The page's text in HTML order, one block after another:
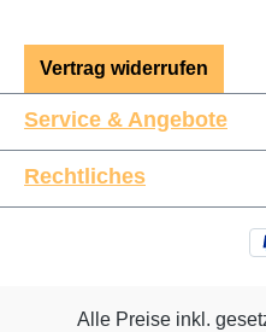
Vertrag widerrufen
Service & Angebote
Rechtliches
Alle Preise inkl.